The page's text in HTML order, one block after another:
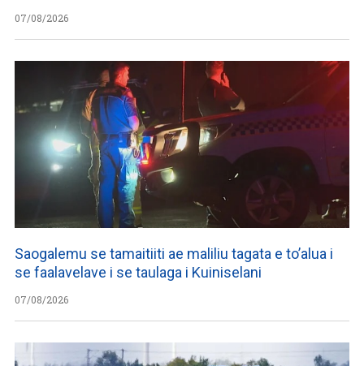
07/08/2026
Saogalemu se tamaitiiti ae maliliu tagata e to’alua i
se faalavelave i se taulaga i Kuiniselani
07/08/2026